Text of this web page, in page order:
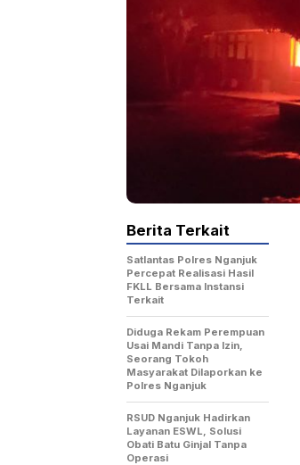
Berita Terkait
Satlantas Polres Nganjuk
Percepat Realisasi Hasil
FKLL Bersama Instansi
Terkait
Diduga Rekam Perempuan
Usai Mandi Tanpa Izin,
Seorang Tokoh
Masyarakat Dilaporkan ke
Polres Nganjuk
RSUD Nganjuk Hadirkan
Layanan ESWL, Solusi
Obati Batu Ginjal Tanpa
Operasi